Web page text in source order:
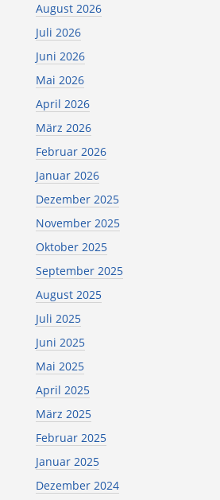
August 2026
Juli 2026
Juni 2026
Mai 2026
April 2026
März 2026
Februar 2026
Januar 2026
Dezember 2025
November 2025
Oktober 2025
September 2025
August 2025
Juli 2025
Juni 2025
Mai 2025
April 2025
März 2025
Februar 2025
Januar 2025
Dezember 2024